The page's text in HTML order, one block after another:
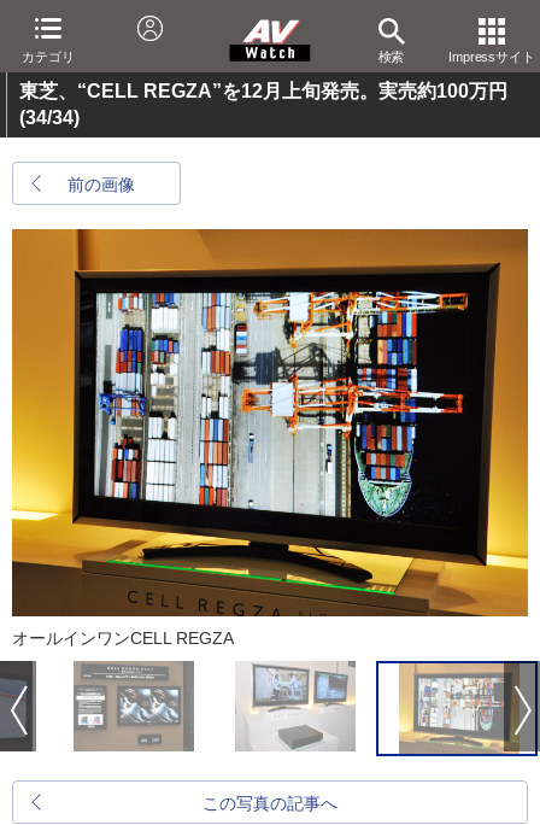
カテゴリ 検索 Impressサイト
東芝、“CELL REGZA”を12月上旬発売。実売約100万円
(34/34)
前の画像
オールインワンCELL REGZA
この写真の記事へ